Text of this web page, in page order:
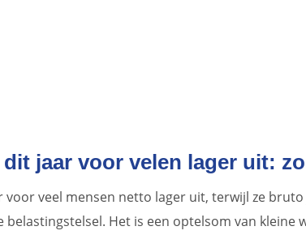
jaar voor velen lager uit:
voor veel mensen netto lager uit, terwijl ze
Het is een optelsom van kleine